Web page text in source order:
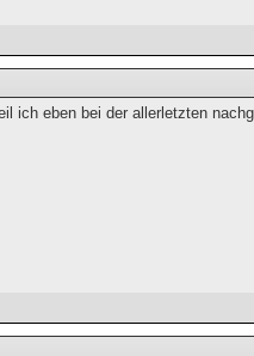
ich eben bei der allerletzten